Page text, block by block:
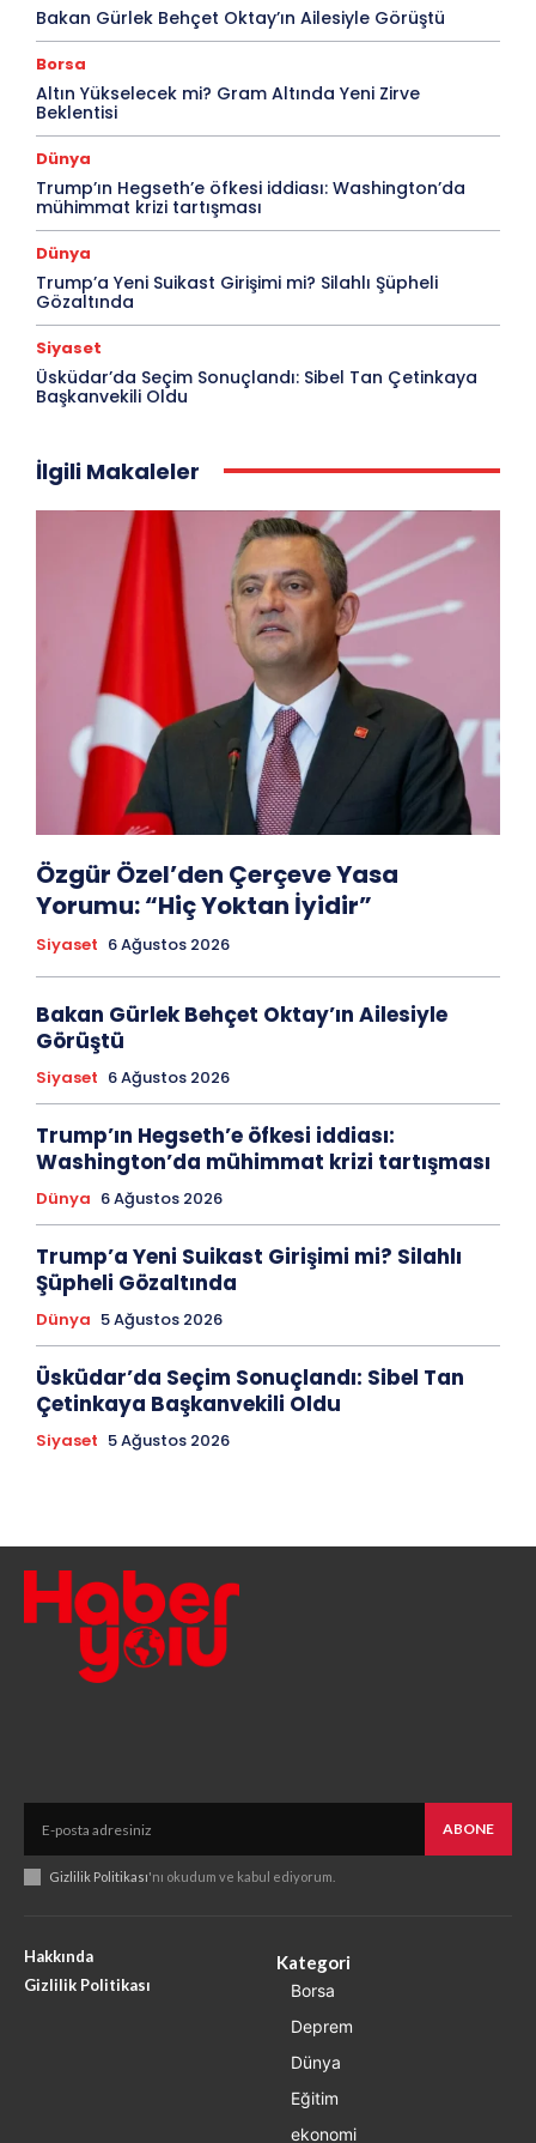
Bakan Gürlek Behçet Oktay’ın Ailesiyle Görüştü
Borsa
Altın Yükselecek mi? Gram Altında Yeni Zirve
Beklentisi
Dünya
Trump’ın Hegseth’e öfkesi iddiası: Washington’da
mühimmat krizi tartışması
Dünya
Trump’a Yeni Suikast Girişimi mi? Silahlı Şüpheli
Gözaltında
Siyaset
Üsküdar’da Seçim Sonuçlandı: Sibel Tan Çetinkaya
Başkanvekili Oldu
İlgili Makaleler
Özgür Özel’den Çerçeve Yasa
Yorumu: “Hiç Yoktan İyidir”
Siyaset 6 Ağustos 2026
Bakan Gürlek Behçet Oktay’ın Ailesiyle
Görüştü
Siyaset 6 Ağustos 2026
Trump’ın Hegseth’e öfkesi iddiası:
Washington’da mühimmat krizi tartışması
Dünya 6 Ağustos 2026
Trump’a Yeni Suikast Girişimi mi? Silahlı
Şüpheli Gözaltında
Dünya 5 Ağustos 2026
Üsküdar’da Seçim Sonuçlandı: Sibel Tan
Çetinkaya Başkanvekili Oldu
Siyaset 5 Ağustos 2026
ABONE
Gizlilik Politikası'nı okudum ve kabul ediyorum.
Hakkında
Gizlilik Politikası
Kategori
Borsa
Deprem
Dünya
Eğitim
ekonomi